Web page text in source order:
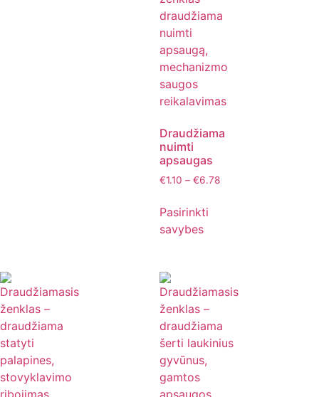
Draudžiama
nuimti
apsaugas
€1.10 – €6.78
Pasirinkti
savybes